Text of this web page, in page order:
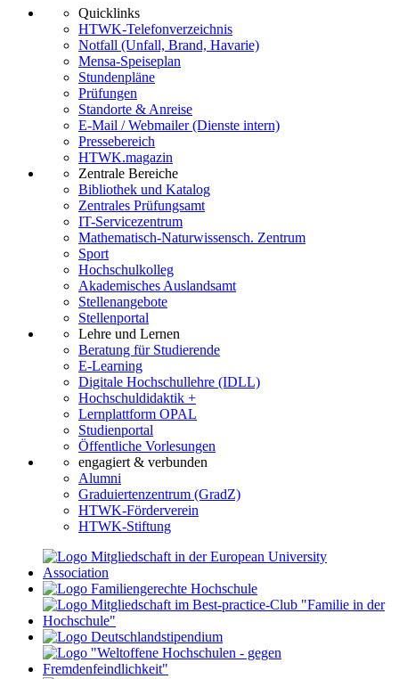
Quicklinks
HTWK-Telefonverzeichnis
Notfall (Unfall, Brand, Havarie)
Mensa-Speiseplan
Stundenpläne
Prüfungen
Standorte & Anreise
E-Mail / Webmailer (Dienste intern)
Pressebereich
HTWK.magazin
Zentrale Bereiche
Bibliothek und Katalog
Zentrales Prüfungsamt
IT-Servicezentrum
Mathematisch-Naturwissensch. Zentrum
Sport
Hochschulkolleg
Akademisches Auslandsamt
Stellenangebote
Stellenportal
Lehre und Lernen
Beratung für Studierende
E-Learning
Digitale Hochschullehre (IDLL)
Hochschuldidaktik +
Lernplattform OPAL
Studienportal
Öffentliche Vorlesungen
engagiert & verbunden
Alumni
Graduiertenzentrum (GradZ)
HTWK-Förderverein
HTWK-Stiftung